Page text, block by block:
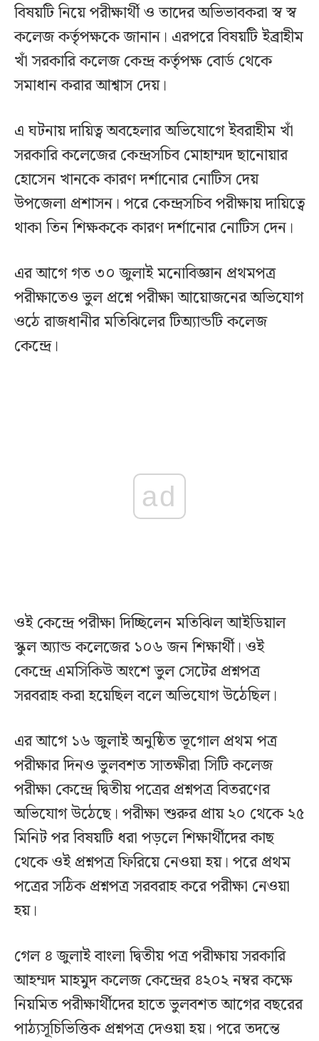
বিষয়টি নিয়ে পরীক্ষার্থী ও তাদের অভিভাবকরা স্ব স্ব
কলেজ কর্তৃপক্ষকে জানান। এরপরে বিষয়টি ইব্রাহীম
খাঁ সরকারি কলেজ কেন্দ্র কর্তৃপক্ষ বোর্ড থেকে
সমাধান করার আশ্বাস দেয়।
এ ঘটনায় দায়িত্ব অবহেলার অভিযোগে ইবরাহীম খাঁ
সরকারি কলেজের কেন্দ্রসচিব মোহাম্মদ ছানোয়ার
হোসেন খানকে কারণ দর্শানোর নোটিস দেয়
উপজেলা প্রশাসন। পরে কেন্দ্রসচিব পরীক্ষায় দায়িত্বে
থাকা তিন শিক্ষককে কারণ দর্শানোর নোটিস দেন।
এর আগে গত ৩০ জুলাই মনোবিজ্ঞান প্রথমপত্র
পরীক্ষাতেও ভুল প্রশ্নে পরীক্ষা আয়োজনের অভিযোগ
ওঠে রাজধানীর মতিঝিলের টিঅ্যান্ডটি কলেজ
কেন্দ্রে।
ad
ওই কেন্দ্রে পরীক্ষা দিচ্ছিলেন মতিঝিল আইডিয়াল
স্কুল অ্যান্ড কলেজের ১০৬ জন শিক্ষার্থী। ওই
কেন্দ্রে এমসিকিউ অংশে ভুল সেটের প্রশ্নপত্র
সরবরাহ করা হয়েছিল বলে অভিযোগ উঠেছিল।
এর আগে ১৬ জুলাই অনুষ্ঠিত ভূগোল প্রথম পত্র
পরীক্ষার দিনও ভুলবশত সাতক্ষীরা সিটি কলেজ
পরীক্ষা কেন্দ্রে দ্বিতীয় পত্রের প্রশ্নপত্র বিতরণের
অভিযোগ উঠেছে। পরীক্ষা শুরুর প্রায় ২০ থেকে ২৫
মিনিট পর বিষয়টি ধরা পড়লে শিক্ষার্থীদের কাছ
থেকে ওই প্রশ্নপত্র ফিরিয়ে নেওয়া হয়। পরে প্রথম
পত্রের সঠিক প্রশ্নপত্র সরবরাহ করে পরীক্ষা নেওয়া
হয়।
গেল ৪ জুলাই বাংলা দ্বিতীয় পত্র পরীক্ষায় সরকারি
আহম্মদ মাহমুদ কলেজ কেন্দ্রের ৪২০২ নম্বর কক্ষে
নিয়মিত পরীক্ষার্থীদের হাতে ভুলবশত আগের বছরের
পাঠ্যসূচিভিত্তিক প্রশ্নপত্র দেওয়া হয়। পরে তদন্তে